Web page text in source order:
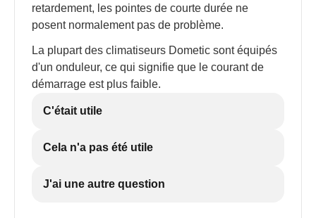
retardement, les pointes de courte durée ne
posent normalement pas de problème.
La plupart des climatiseurs Dometic sont équipés
d'un onduleur, ce qui signifie que le courant de
démarrage est plus faible.
C'était utile
Cela n'a pas été utile
J'ai une autre question